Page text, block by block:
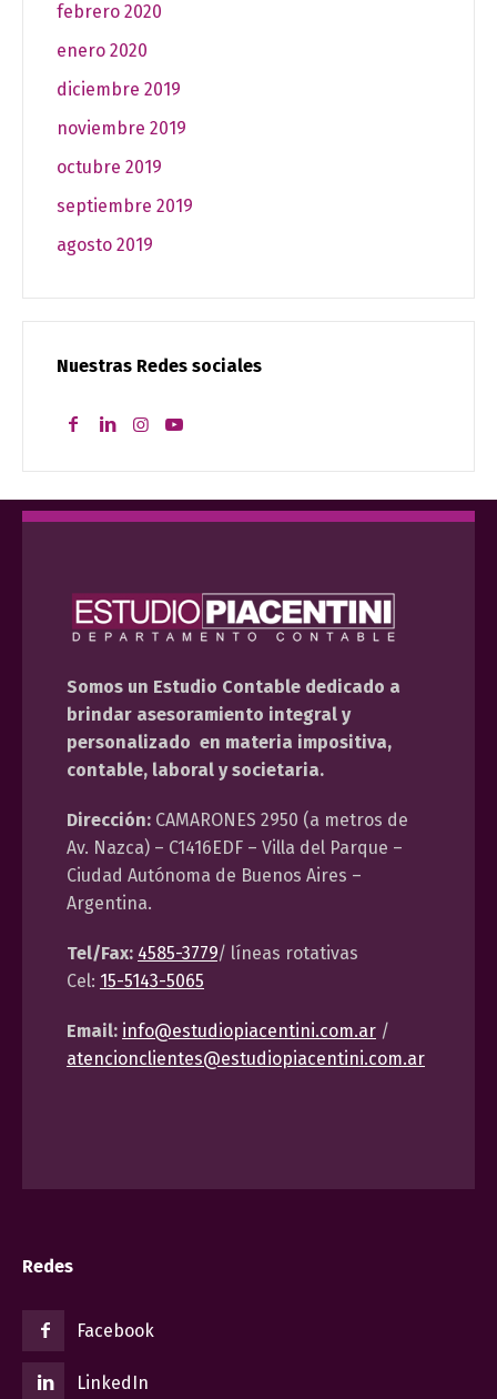
febrero 2020
enero 2020
diciembre 2019
noviembre 2019
octubre 2019
septiembre 2019
agosto 2019
Nuestras Redes sociales
Somos un Estudio Contable dedicado a
brindar asesoramiento integral y
personalizado en materia impositiva,
contable, laboral y societaria.
Dirección: CAMARONES 2950 (a metros de
Av. Nazca) – C1416EDF – Villa del Parque –
Ciudad Autónoma de Buenos Aires –
Argentina.
Tel/Fax: 4585-3779/ líneas rotativas
Cel: 15-5143-5065
Email: info@estudiopiacentini.com.ar /
atencionclientes@estudiopiacentini.com.ar
Redes
Facebook
LinkedIn